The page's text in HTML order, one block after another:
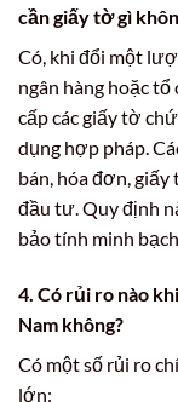
cần giấy tờ gì
Có, khi đổi một
ngân hàng hoặc
cấp các giấy tờ
dụng hợp pháp.
bán, hóa đơn, giấy
đầu tư. Quy định
bảo tính minh
4. Có rủi ro nào
Nam không?
Có một số rủi ro
lớn: